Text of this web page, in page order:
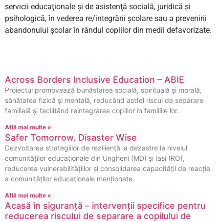
servicii educaţionale şi de asistenţă socială, juridică şi
psihologică, în vederea re/integrării şcolare sau a prevenirii
abandonului şcolar în rândul copiilor din medii defavorizate.
Across Borders Inclusive Education – ABIE
Proiectul promovează bunăstarea socială, spirituală și morală,
sănătatea fizică și mentală, reducând astfel riscul de separare
familială și facilitând reintegrarea copiilor în familiile lor.
Află mai multe »
Safer Tomorrow. Disaster Wise
Dezvoltarea strategiilor de reziliență la dezastre la nivelul
comunităților educaționale din Ungheni (MD) și Iași (RO),
reducerea vulnerabilitățiilor și consolidarea capacității de reacție
a comunităților educaționale menționate.
Află mai multe »
Acasă în siguranță – intervenții specifice pentru
reducerea riscului de separare a copilului de